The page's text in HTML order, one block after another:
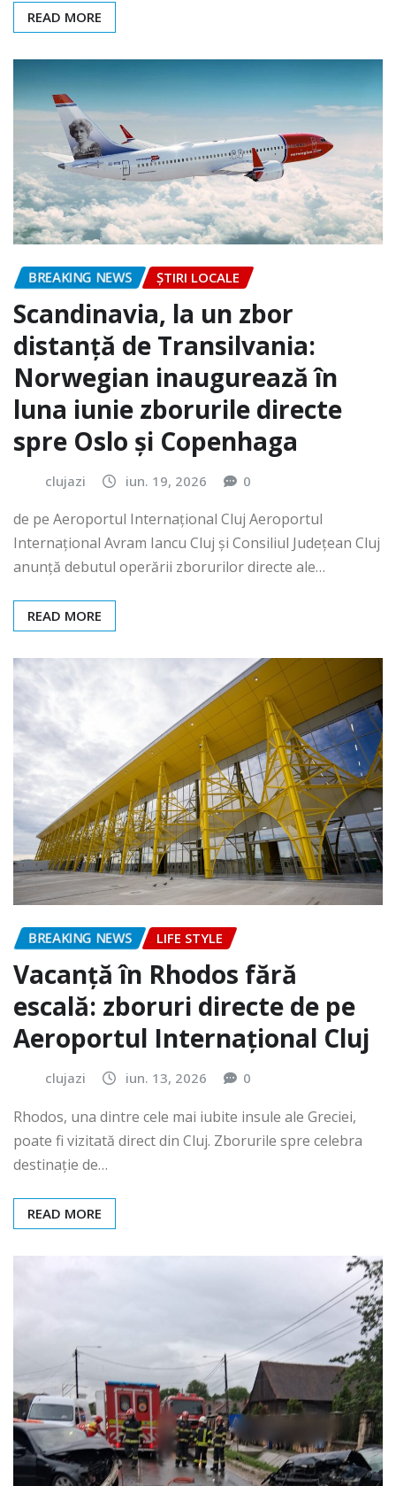
READ MORE
BREAKING NEWS ȘTIRI LOCALE
Scandinavia, la un zbor
distanță de Transilvania:
Norwegian inaugurează în
luna iunie zborurile directe
spre Oslo și Copenhaga
clujazi iun. 19, 2026 0
de pe Aeroportul Internaţional Cluj Aeroportul
Internațional Avram Iancu Cluj și Consiliul Județean Cluj
anunță debutul operării zborurilor directe ale…
READ MORE
BREAKING NEWS LIFE STYLE
Vacanță în Rhodos fără
escală: zboruri directe de pe
Aeroportul Internațional Cluj
clujazi iun. 13, 2026 0
Rhodos, una dintre cele mai iubite insule ale Greciei,
poate fi vizitată direct din Cluj. Zborurile spre celebra
destinație de…
READ MORE